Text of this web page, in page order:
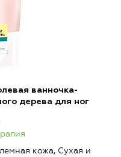
ванночка-
дерева для ног
кожа, Сухая и